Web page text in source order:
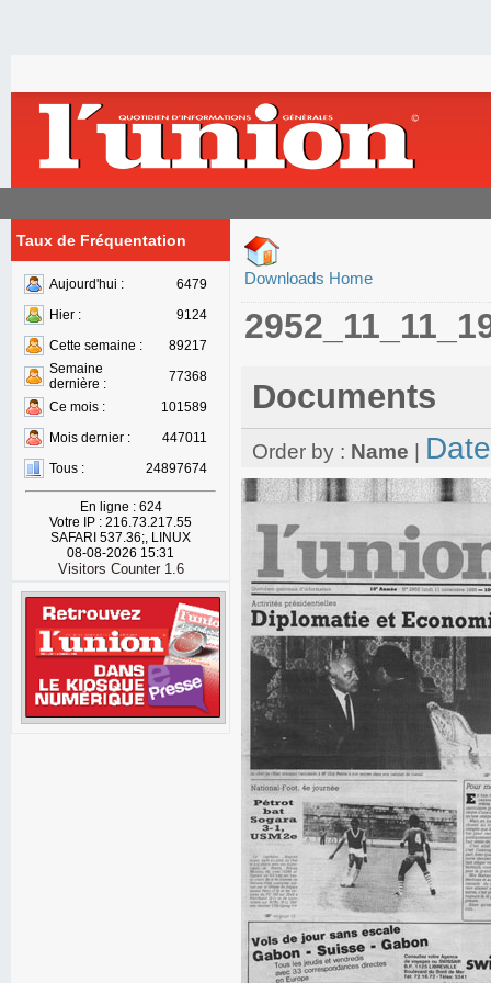
Taux de Fréquentation
Aujourd'hui :
6479
Hier :
9124
Cette semaine :
89217
Semaine
dernière :
77368
Ce mois :
101589
Mois dernier :
447011
Tous :
24897674
En ligne : 624
Votre IP : 216.73.217.55
SAFARI 537.36;, LINUX
08-08-2026 15:31
Visitors Counter 1.6
Downloads Home
Documents
Order by : Name Date